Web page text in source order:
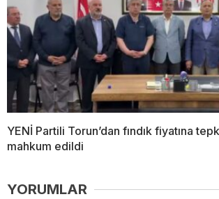
YENİ Partili Torun’dan fındık fiyatına
mahkum edildi
YORUMLAR